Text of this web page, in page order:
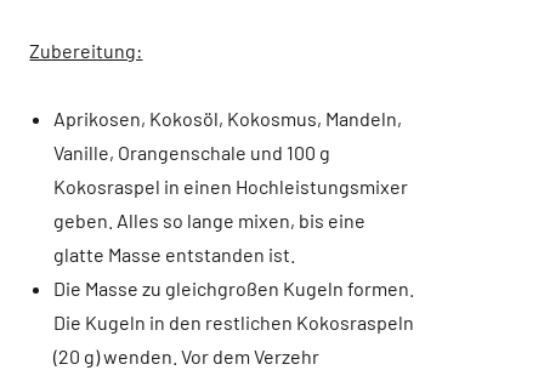
Zubereitung:
Aprikosen, Kokosöl, Kokosmus, Mandeln,
Vanille, Orangenschale und 100 g
Kokosraspel in einen Hochleistungsmixer
geben. Alles so lange mixen, bis eine
glatte Masse entstanden ist.
Die Masse zu gleichgroßen Kugeln formen.
Die Kugeln in den restlichen Kokosraspeln
(20 g) wenden. Vor dem Verzehr